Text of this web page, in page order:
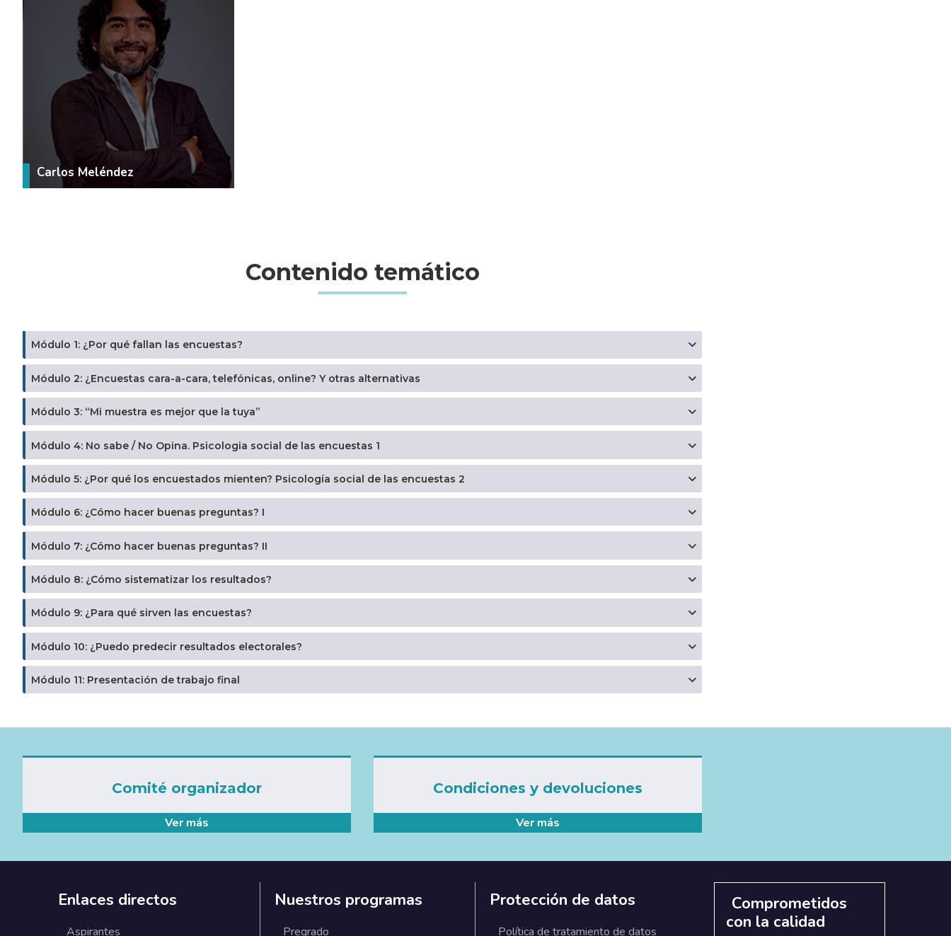
VER MÁS
Carlos Meléndez
Contenido temático
Módulo 1: ¿Por qué fallan las encuestas?
Módulo 2: ¿Encuestas cara-a-cara, telefónicas, online? Y otras alternativas
Módulo 3: “Mi muestra es mejor que la tuya”
Módulo 4: No sabe / No Opina. Psicologia social de las encuestas 1
Módulo 5: ¿Por qué los encuestados mienten? Psicología social de las encuestas 2
Módulo 6: ¿Cómo hacer buenas preguntas? I
Módulo 7: ¿Cómo hacer buenas preguntas? II
Módulo 8: ¿Cómo sistematizar los resultados?
Módulo 9: ¿Para qué sirven las encuestas?
Módulo 10: ¿Puedo predecir resultados electorales?
Módulo 11: Presentación de trabajo final
Comité organizador
Ver más
Condiciones y devoluciones
Ver más
Enlaces directos
Aspirantes
Nuestros programas
Pregrado
Protección de datos
Política de tratamiento de datos
Comprometidos
con la calidad